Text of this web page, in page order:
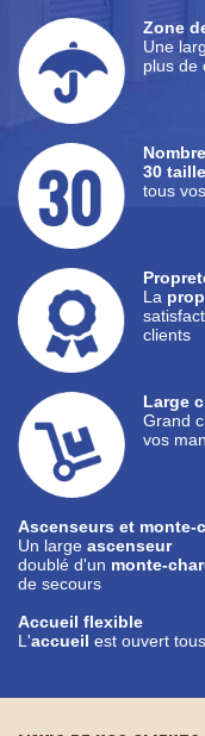
Zone
Une
plus de
30
tous
La
clients
Large
Grand
vos
Ascenseurs et monte-
Un large ascenseur
doublé d'un monte-
de secours
Accueil flexible
L'accueil est ouvert